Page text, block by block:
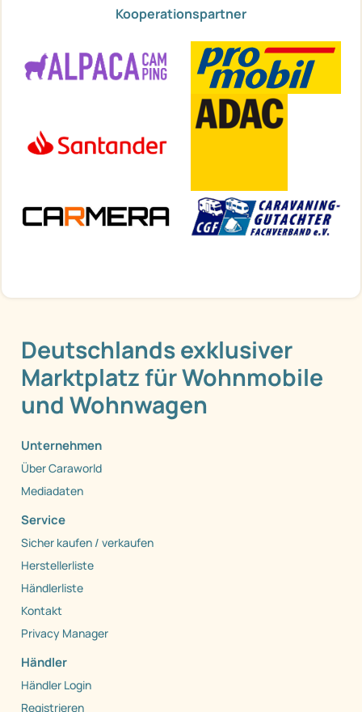
Kooperationspartner
Deutschlands exklusiver
Marktplatz für Wohnmobile
und Wohnwagen
Unternehmen
Über Caraworld
Mediadaten
Service
Sicher kaufen / verkaufen
Herstellerliste
Händlerliste
Kontakt
Privacy Manager
Händler
Händler Login
Registrieren